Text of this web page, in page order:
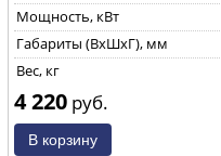
Мощность, кВт
Габариты (ВхШхГ), мм
Вес, кг
4 220 руб.